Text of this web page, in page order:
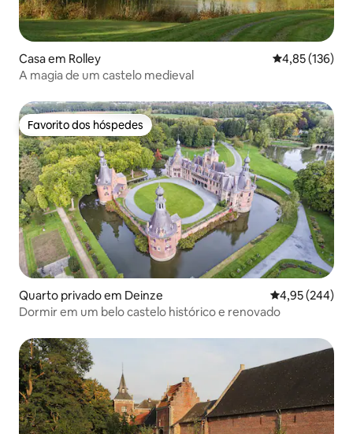
Casa em Rolley Classificação
4,85 (136)
A magia de um castelo medieval
Favorito dos hóspedes
Favorito dos hóspedes
Quarto privado em Deinze Classificação
4,95 (244)
Dormir em um belo castelo histórico e renovado